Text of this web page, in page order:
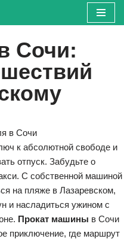
Сочи:
к абсолютной свободе и
отпуск. Забудьте о
С собственной машиной
на пляже в Лазаревском,
и насладиться ужином с
Прокат машины в Сочи
приключение, где маршрут